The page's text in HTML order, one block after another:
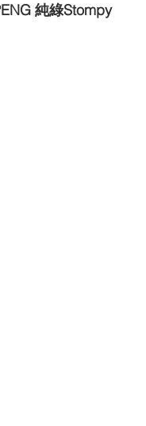
純綠Stompy